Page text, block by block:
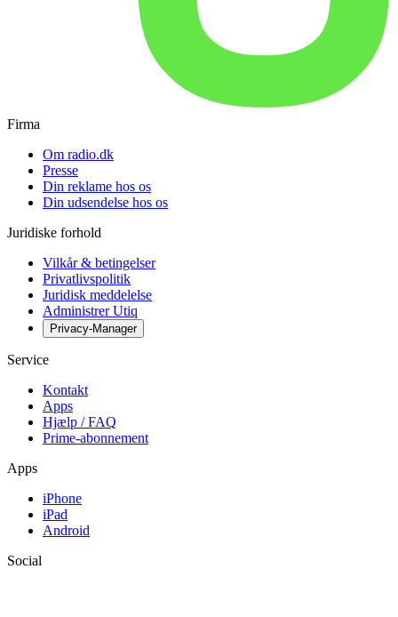
Firma
Om radio.dk
Presse
Din reklame hos os
Din udsendelse hos os
Juridiske forhold
Vilkår & betingelser
Privatlivspolitik
Juridisk meddelelse
Administrer Utiq
Privacy-Manager
Service
Kontakt
Apps
Hjælp / FAQ
Prime-abonnement
Apps
iPhone
iPad
Android
Social